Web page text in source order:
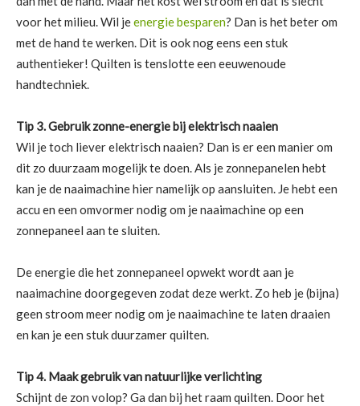
voor het milieu. Wil jeenergie besparen? Dan is het beter om
met de hand te werken. Dit is ook nog eens een stuk
authentieker! Quilten is tenslotte een eeuwenoude
handtechniek.
Tip 3. Gebruik zonne-energie bij elektrisch naaien
Wil je toch liever elektrisch naaien? Dan is er een manier om
dit zo duurzaam mogelijk te doen. Als je zonnepanelen hebt
kan je de naaimachine hier namelijk op aansluiten. Je hebt een
accu en een omvormer nodig om je naaimachine op een
zonnepaneel aan te sluiten.
De energie die het zonnepaneel opwekt wordt aan je
naaimachine doorgegeven zodat deze werkt. Zo heb je (bijna)
geen stroom meer nodig om je naaimachine te laten draaien
en kan je een stuk duurzamer quilten.
Tip 4. Maak gebruik van natuurlijke verlichting
Schijnt de zon volop? Ga dan bij het raam quilten. Door het